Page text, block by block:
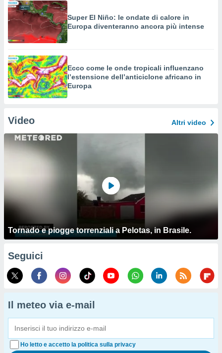
Super El Niño: le ondate di calore in
Europa diventeranno ancora più intense
Ecco come le onde tropicali influenzano
l’estensione dell’anticiclone africano in
Europa
Video Altri video
Tornado e piogge torrenziali a Pelotas, in Brasile.
Seguici
Il meteo via e-mail
Ho letto e accetto la politica sulla privacy